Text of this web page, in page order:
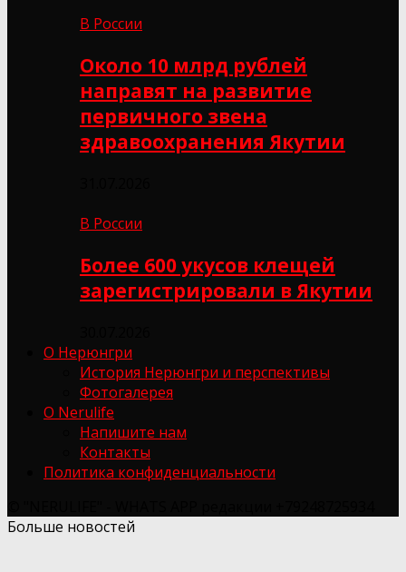
В России
Около 10 млрд рублей
направят на развитие
первичного звена
здравоохранения Якутии
В России
Более 600 укусов клещей
зарегистрировали в Якутии
О Нерюнгри
История Нерюнгри и перспективы
Фотогалерея
О Nerulife
Напишите нам
Контакты
Политика конфиденциальности
Больше новостей